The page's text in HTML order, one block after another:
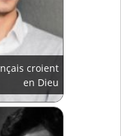
croient
en Dieu